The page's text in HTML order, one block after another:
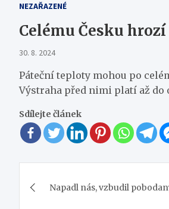
NEZAŘAZENÉ
Celému Česku
30. 8. 2024
Páteční teploty mohou po
Výstraha před nimi platí až do
Sdílejte článek
pro
Napadl nás, vzbudil